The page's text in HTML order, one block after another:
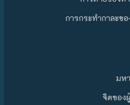
การกระทำกาละข
มห
จิตของ